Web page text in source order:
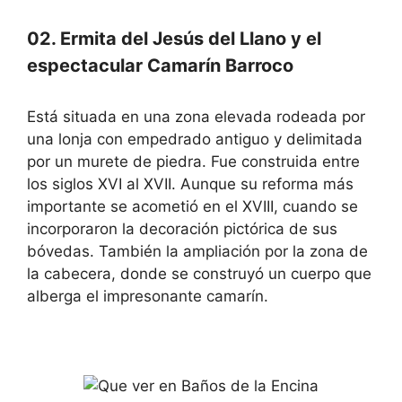
02. Ermita del Jesús del Llano y el
espectacular Camarín Barroco
Está situada en una zona elevada rodeada por
una lonja con empedrado antiguo y delimitada
por un murete de piedra. Fue construida entre
los siglos XVI al XVII. Aunque su reforma más
importante se acometió en el XVIII, cuando se
incorporaron la decoración pictórica de sus
bóvedas. También la ampliación por la zona de
la cabecera, donde se construyó un cuerpo que
alberga el impresonante camarín.